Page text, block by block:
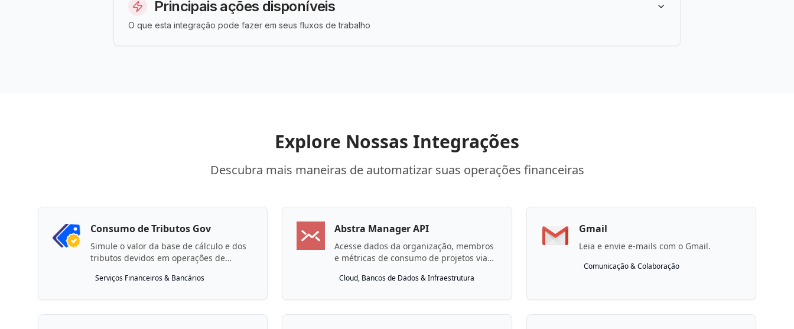
Principais ações disponíveis
O que esta integração pode fazer em seus fluxos de trabalho
Explore Nossas Integrações
Descubra mais maneiras de automatizar suas operações financeiras
Consumo de Tributos Gov
Simule o valor da base de cálculo e dos
tributos devidos em operações de
Serviços Financeiros & Bancários
Abstra Manager API
Acesse dados da organização, membros
e métricas de consumo de projetos via
Cloud, Bancos de Dados & Infraestrutura
Gmail
Leia e envie e-mails com o Gmail.
Comunicação & Colaboração